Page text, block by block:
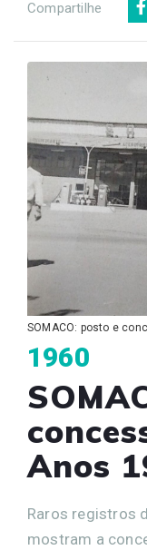
Compartilhe
SOMACO: posto e
1960
Anos
Raros registros
mostram a